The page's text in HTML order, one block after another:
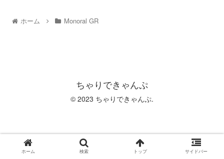
ホーム Monoral GR
ちゃりできゃんぷ
© 2023 ちゃりできゃんぷ.
ホーム 検索 トップ サイドバー